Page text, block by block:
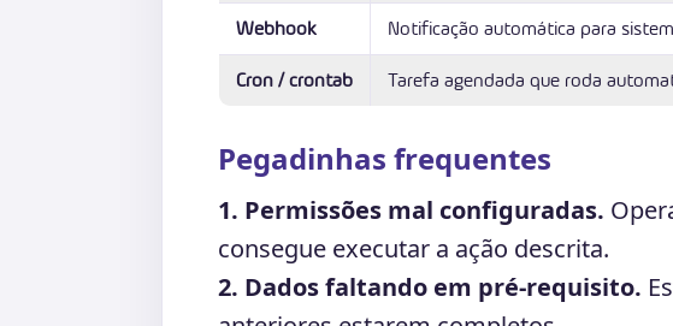
Webhook Notificação automática para
Cron / crontab Tarefa agendada que roda
Pegadinhas frequentes
1. Permissões mal configuradas.
consegue executar a ação descrita.
2. Dados faltando em pré-requisito.